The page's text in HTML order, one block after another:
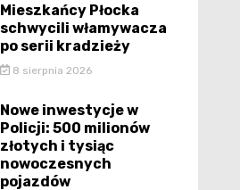
Mieszkańcy Płocka
schwycili włamywacza
po serii kradzieży
8 sierpnia 2026
Nowe inwestycje w
Policji: 500 milionów
złotych i tysiąc
nowoczesnych
pojazdów